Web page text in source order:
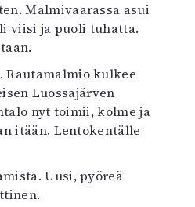
Malmivaarassa asui
viisi ja puoli tuhatta.
Rautamalmio kulkee
Luossajärven
nyt toimii, kolme ja
itään. Lentokentälle
Uusi, pyöreä